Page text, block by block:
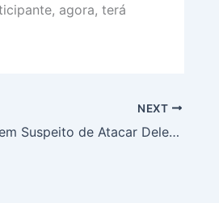
agora, terá
NEXT
Homem Suspeito de Atacar Delegado em Salvador é Capturado no Ceará: Detalhes da Operação e Investigação